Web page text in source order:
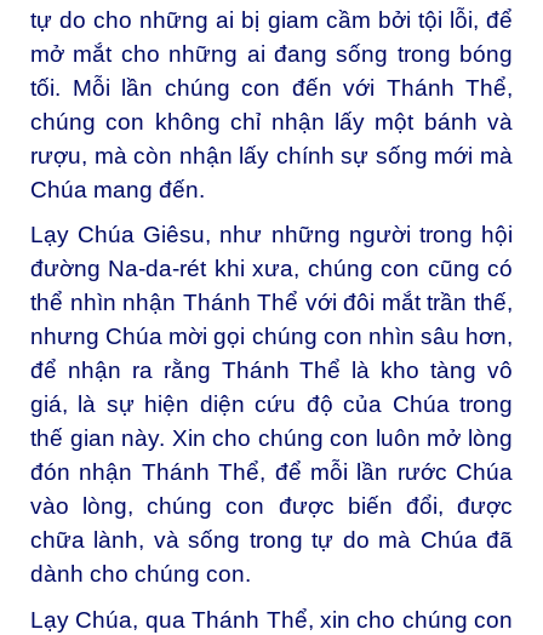
tự do cho những ai bị giam cầm bởi tội lỗi, để
mở mắt cho những ai đang sống trong bóng
tối. Mỗi lần chúng con đến với Thánh Thể,
chúng con không chỉ nhận lấy một bánh và
rượu, mà còn nhận lấy chính sự sống mới mà
Chúa mang đến.
Lạy Chúa Giêsu, như những người trong hội
đường Na-da-rét khi xưa, chúng con cũng có
thể nhìn nhận Thánh Thể với đôi mắt trần thế,
nhưng Chúa mời gọi chúng con nhìn sâu hơn,
để nhận ra rằng Thánh Thể là kho tàng vô
giá, là sự hiện diện cứu độ của Chúa trong
thế gian này. Xin cho chúng con luôn mở lòng
đón nhận Thánh Thể, để mỗi lần rước Chúa
vào lòng, chúng con được biến đổi, được
chữa lành, và sống trong tự do mà Chúa đã
dành cho chúng con.
Lạy Chúa, qua Thánh Thể, xin cho chúng con